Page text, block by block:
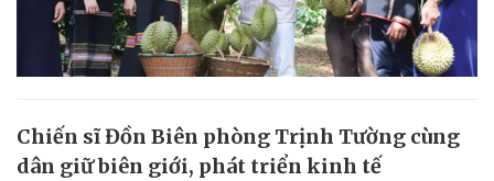
Chiến sĩ Đồn Biên phòng Trịnh Tường cùng
dân giữ biên giới, phát triển kinh tế